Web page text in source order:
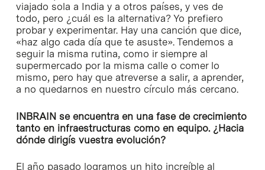
viajado sola a India y a otros países, y ves de
todo, pero ¿cuál es la alternativa? Yo prefiero
probar y experimentar. Hay una canción que dice,
«haz algo cada día que te asuste». Tendemos a
seguir la misma rutina, como ir siempre al
supermercado por la misma calle o comer lo
mismo, pero hay que atreverse a salir, a aprender,
a no quedarnos en nuestro círculo más cercano.
INBRAIN se encuentra en una fase de crecimiento
tanto en infraestructuras como en equipo. ¿Hacia
dónde dirigís vuestra evolución?
El año pasado logramos un hito increíble al